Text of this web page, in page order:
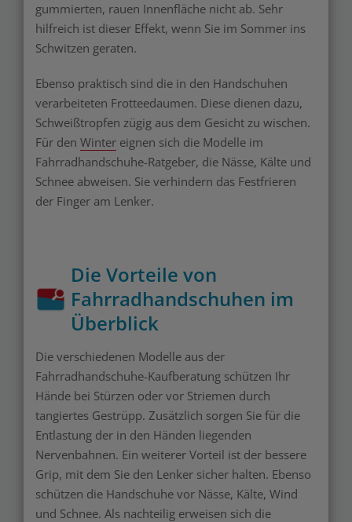
gummierten, rauen Innenfläche nicht ab. Sehr
hilfreich ist dieser Effekt, wenn Sie im Sommer ins
Schwitzen geraten.
Ebenso praktisch sind die in den Handschuhen
verarbeiteten Frotteedaumen. Diese dienen dazu,
Schweißtropfen zügig aus dem Gesicht zu wischen.
Für den Winter eignen sich die Modelle im
Fahrradhandschuhe-Ratgeber, die Nässe, Kälte und
Schnee abweisen. Sie verhindern das Festfrieren
der Finger am Lenker.
Die Vorteile von
Fahrradhandschuhen im
Überblick
Die verschiedenen Modelle aus der
Fahrradhandschuhe-Kaufberatung schützen Ihr
Hände bei Stürzen oder vor Striemen durch
tangiertes Gestrüpp. Zusätzlich sorgen Sie für die
Entlastung der in den Händen liegenden
Nervenbahnen. Ein weiterer Vorteil ist der bessere
Grip, mit dem Sie den Lenker sicher halten. Ebenso
schützen die Handschuhe vor Nässe, Kälte, Wind
und Schnee. Als nachteilig erweisen sich die